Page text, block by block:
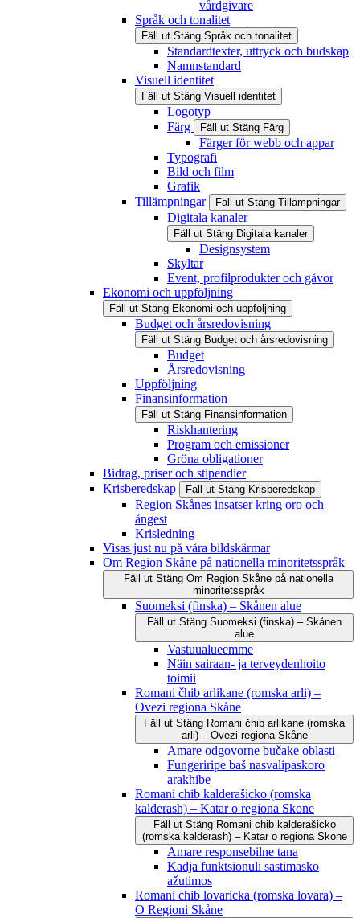
vårdgivare
Språk och tonalitet
Fäll ut Stäng Språk och tonalitet
Standardtexter, uttryck och budskap
Namnstandard
Visuell identitet
Fäll ut Stäng Visuell identitet
Logotyp
Färg
Fäll ut Stäng Färg
Färger för webb och appar
Typografi
Bild och film
Grafik
Tillämpningar
Fäll ut Stäng Tillämpningar
Digitala kanaler
Fäll ut Stäng Digitala kanaler
Designsystem
Skyltar
Event, profilprodukter och gåvor
Ekonomi och uppföljning
Fäll ut Stäng Ekonomi och uppföljning
Budget och årsredovisning
Fäll ut Stäng Budget och årsredovisning
Budget
Årsredovisning
Uppföljning
Finansinformation
Fäll ut Stäng Finansinformation
Riskhantering
Program och emissioner
Gröna obligationer
Bidrag, priser och stipendier
Krisberedskap
Fäll ut Stäng Krisberedskap
Region Skånes insatser kring oro och
ångest
Krisledning
Visas just nu på våra bildskärmar
Om Region Skåne på nationella minoritetsspråk
Fäll ut Stäng Om Region Skåne på nationella
minoritetsspråk
Suomeksi (finska) – Skånen alue
Fäll ut Stäng Suomeksi (finska) – Skånen
alue
Vastuualueemme
Näin sairaan- ja terveydenhoito
toimii
Romani čhib arlikane (romska arli) –
Ovezi regiona Skåne
Fäll ut Stäng Romani čhib arlikane (romska
arli) – Ovezi regiona Skåne
Amare odgovorne bučake oblasti
Fungeriripe baš nasvalipaskoro
arakhibe
Romani chib kalderašicko (romska
kalderash) – Katar o regiona Skone
Fäll ut Stäng Romani chib kalderašicko
(romska kalderash) – Katar o regiona Skone
Amare responsebilne tana
Kadja funktsionuli sastimasko
ažutimos
Romani chib lovaricka (romska lovara) –
O Regioni Skåne